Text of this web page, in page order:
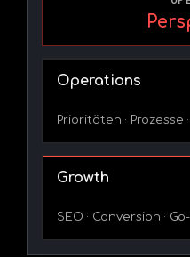
Operations
Prioritäten · Prozesse
Growth
SEO · Conversion ·